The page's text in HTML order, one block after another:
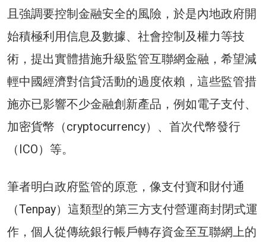
且強調要控制金融安全的風險，於是內地政府開
始積極利用信息及數據、社會控制及權力等技
術，提出實體措施升級監管互聯網金融，希望減
輕中國經濟對信貸活動的過度依賴，這些監管措
施亦已影響不少金融創新產品，例如電子支付、
加密貨幣（cryptocurrency）、首次代幣發行
（ICO）等。
筆者明白政府監管的原意，像支付寶和財付通
（Tenpay）這類型的第三方支付營運商封閉式運
作，個人從傳統銀行帳戶轉存資金至互聯網上的